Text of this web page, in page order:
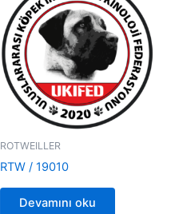
ROTWEILLER
RTW / 19010
Devamını oku